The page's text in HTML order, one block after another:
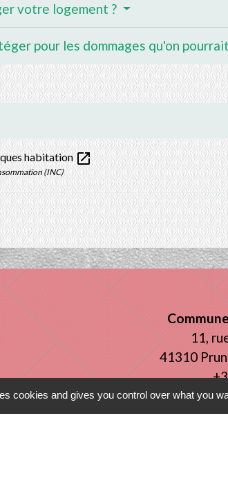
votre logement ?
pour les dommages qu'on
habitationopen_in_new
(INC)
11,
41310
cookies and gives you control over what you